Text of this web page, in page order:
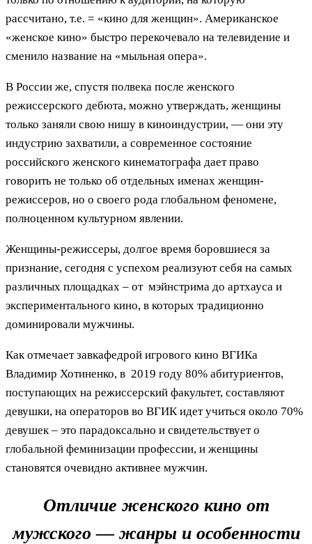
рассчитано, т.е. = «кино для женщин». Американское
«женское кино» быстро перекочевало на телевидение и
сменило название на «мыльная опера».
В России же, спустя полвека после женского
режиссерского дебюта, можно утверждать, женщины
только заняли свою нишу в киноиндустрии, — они эту
индустрию захватили, а современное состояние
российского женского кинематографа дает право
говорить не только об отдельных именах женщин-
режиссеров, но о своего рода глобальном феномене,
полноценном культурном явлении.
Женщины-режиссеры, долгое время боровшиеся за
признание, сегодня с успехом реализуют себя на самых
различных площадках – от мэйнстрима до артхауса и
экспериментального кино, в которых традиционно
доминировали мужчины.
Как отмечает завкафедрой игрового кино ВГИКа
Владимир Хотиненко, в 2019 году 80% абитуриентов,
поступающих на режиссерский факультет, составляют
девушки, на операторов во ВГИК идет учиться около 70%
девушек – это парадоксально и свидетельствует о
глобальной феминизации профессии, и женщины
становятся очевидно активнее мужчин.
Отличие женского кино от
мужского — жанры и особенности